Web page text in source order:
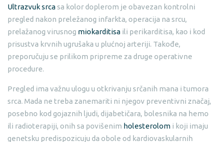
Ultrazvuk srca sa kolor doplerom je obavezan kontrolni
pregled nakon preležanog infarkta, operacija na srcu,
prelažanog virusnog miokarditisa ili perikarditisa, kao i kod
prisustva krvnih ugrušaka u plućnoj arteriji. Takođe,
preporučuju se prilikom pripreme za druge operativne
procedure.
Pregled ima važnu ulogu u otkrivanju srčanih mana i tumora
srca. Mada ne treba zanemariti ni njegov preventivni značaj,
posebno kod gojaznih ljudi, dijabetičara, bolesnika na hemo
ili radioterapiji, onih sa povišenim holesterolom i koji imaju
genetsku predispozicuju da obole od kardiovaskularnih